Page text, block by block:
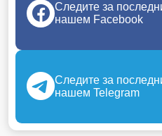
Следите за
нашем Facebook
Следите за
нашем Telegram